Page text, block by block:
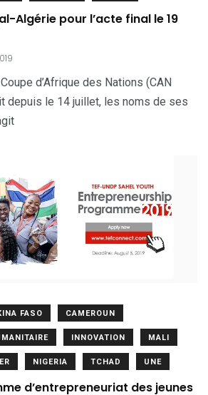
Algérie pour l’acte final le 19
d’Afrique des Nations (CAN
depuis le 14 juillet, les noms de ses
FASO CAMEROUN
INNOVATION MALI
NIGERIA TCHAD UNE
d’entrepreneuriat des jeunes